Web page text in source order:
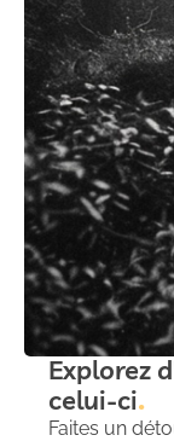
Explorez
celui-ci
Faites un